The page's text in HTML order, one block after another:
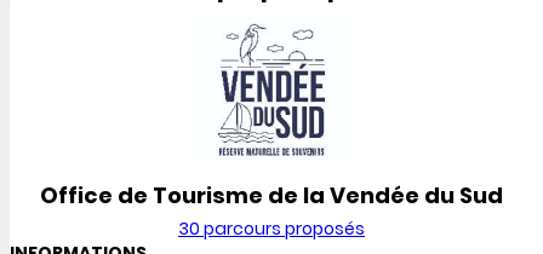
Office de Tourisme de la Vendée du Sud
30 parcours proposés